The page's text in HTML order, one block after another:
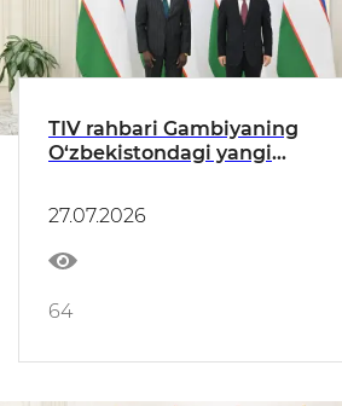
TIV rahbari Gambiyaning
O‘zbekistondagi yangi
27.07.2026
64